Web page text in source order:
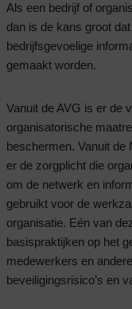
Als een bedrijf of
dan is de kans groot
bedrijfsgevoelige
gemaakt worden.
Vanuit de AVG is er de
organisatorische
beschermen. Vanuit de
er de zorgplicht die
om de netwerk en
gebruikt voor de
organisatie. Eén van
basispraktijken op het
medewerkers en
beveiligingsrisico’s en